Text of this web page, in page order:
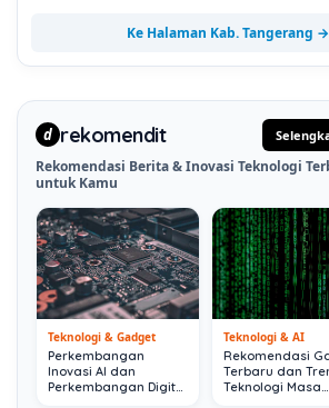
Ke Halaman Kab. Tangerang →
d rekomendit
Rekomendasi Berita & Inovasi Teknologi
untuk Kamu
Teknologi & Gadget
Perkembangan
Inovasi AI dan
Perkembangan Digital
Teknologi & AI
Rekomendasi
Terbaru dan
Teknologi Masa